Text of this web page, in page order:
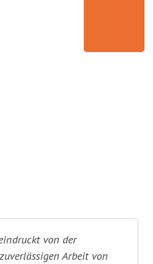
von der
Arbeit von